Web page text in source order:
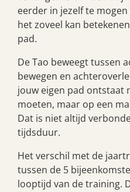
eerder in jezelf te
het zoveel kan
pad.
De Tao beweegt tussen
bewegen en
jouw eigen pad ontstaat
moeten, maar op een
Dat is niet altijd
tijdsduur.
Het verschil met de
tussen de 5
looptijd van de training.